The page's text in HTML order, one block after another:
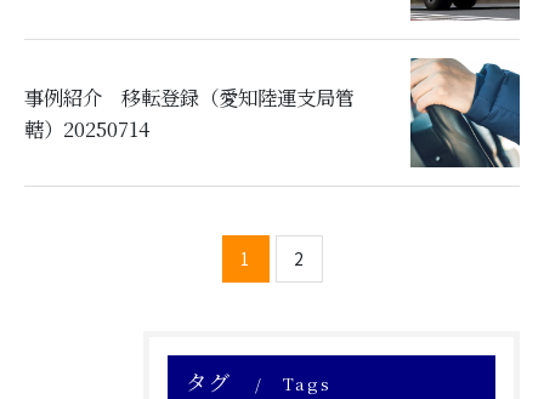
事例紹介 移転登録（愛知陸運支局管
轄）20250714
1 2
タグ Tags